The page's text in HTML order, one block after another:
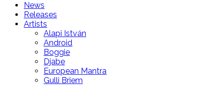
News
Releases
Artists
Alapi István
Android
Boggie
Djabe
European Mantra
Gulli Briem